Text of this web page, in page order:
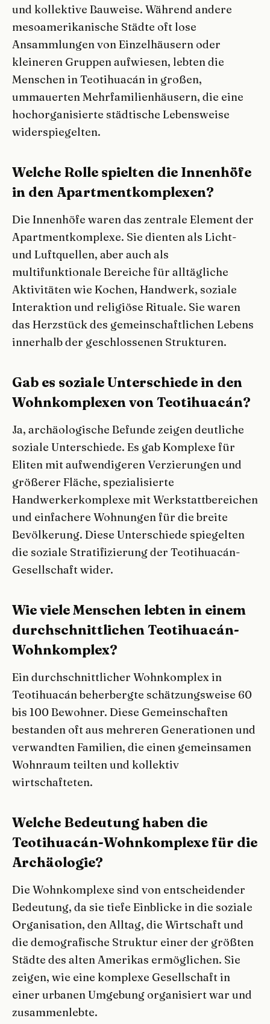
und kollektive Bauweise. Während andere
mesoamerikanische Städte oft lose
Ansammlungen von Einzelhäusern oder
kleineren Gruppen aufwiesen, lebten die
Menschen in Teotihuacán in großen,
ummauerten Mehrfamilienhäusern, die eine
hochorganisierte städtische Lebensweise
widerspiegelten.
Welche Rolle spielten die Innenhöfe
in den Apartmentkomplexen?
Die Innenhöfe waren das zentrale Element der
Apartmentkomplexe. Sie dienten als Licht-
und Luftquellen, aber auch als
multifunktionale Bereiche für alltägliche
Aktivitäten wie Kochen, Handwerk, soziale
Interaktion und religiöse Rituale. Sie waren
das Herzstück des gemeinschaftlichen Lebens
innerhalb der geschlossenen Strukturen.
Gab es soziale Unterschiede in den
Wohnkomplexen von Teotihuacán?
Ja, archäologische Befunde zeigen deutliche
soziale Unterschiede. Es gab Komplexe für
Eliten mit aufwendigeren Verzierungen und
größerer Fläche, spezialisierte
Handwerkerkomplexe mit Werkstattbereichen
und einfachere Wohnungen für die breite
Bevölkerung. Diese Unterschiede spiegelten
die soziale Stratifizierung der Teotihuacán-
Gesellschaft wider.
Wie viele Menschen lebten in einem
durchschnittlichen Teotihuacán-
Wohnkomplex?
Ein durchschnittlicher Wohnkomplex in
Teotihuacán beherbergte schätzungsweise 60
bis 100 Bewohner. Diese Gemeinschaften
bestanden oft aus mehreren Generationen und
verwandten Familien, die einen gemeinsamen
Wohnraum teilten und kollektiv
wirtschafteten.
Welche Bedeutung haben die
Teotihuacán-Wohnkomplexe für die
Archäologie?
Die Wohnkomplexe sind von entscheidender
Bedeutung, da sie tiefe Einblicke in die soziale
Organisation, den Alltag, die Wirtschaft und
die demografische Struktur einer der größten
Städte des alten Amerikas ermöglichen. Sie
zeigen, wie eine komplexe Gesellschaft in
einer urbanen Umgebung organisiert war und
zusammenlebte.